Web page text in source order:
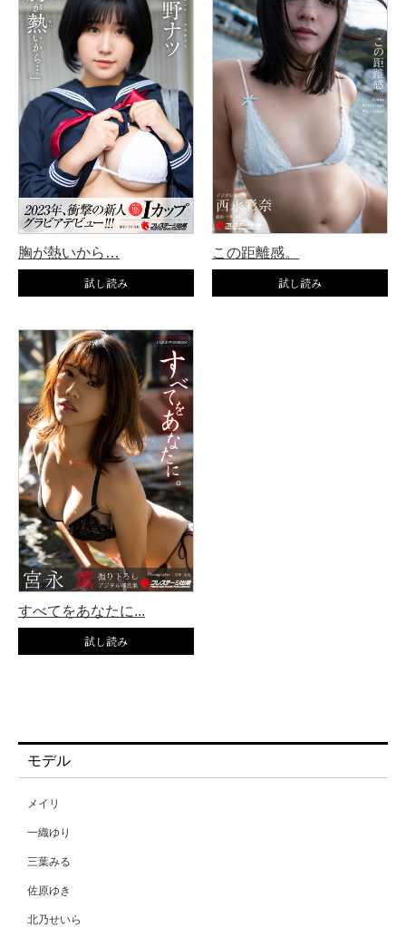
胸が熱いから… この距離感。
すべてをあなたに...
モデル
メイリ
一織ゆり
三葉みる
佐原ゆき
北乃せいら